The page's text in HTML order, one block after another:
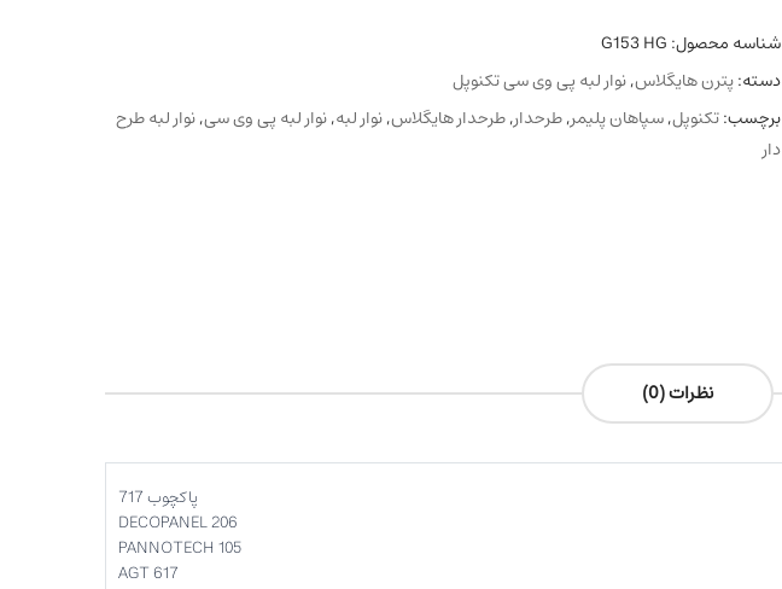
شناسه محصول: G153 HG
دسته:پترن هایگلاس,نوار لبه پی وی سی تکنوپل
برچسب:تکنوپل,سپاهان پلیمر,طرحدار,طرحدار هایگلاس,نوار لبه,نوار لبه پی وی سی,نوار لبه طرح
دار
نظرات (0)
پاکچوب 717
DECOPANEL 206
PANNOTECH 105
AGT 617